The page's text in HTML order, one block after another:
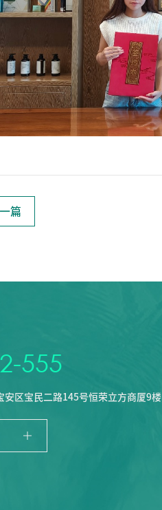
一篇
555
安区宝民二路145号恒荣立方商厦9楼
